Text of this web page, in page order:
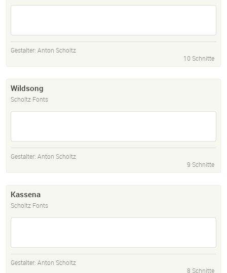
Gestalter: Anton Scholtz
10 Schnitte
Wildsong
Scholtz Fonts
Gestalter: Anton Scholtz
9 Schnitte
Kassena
Scholtz Fonts
Gestalter: Anton Scholtz
8 Schnitte